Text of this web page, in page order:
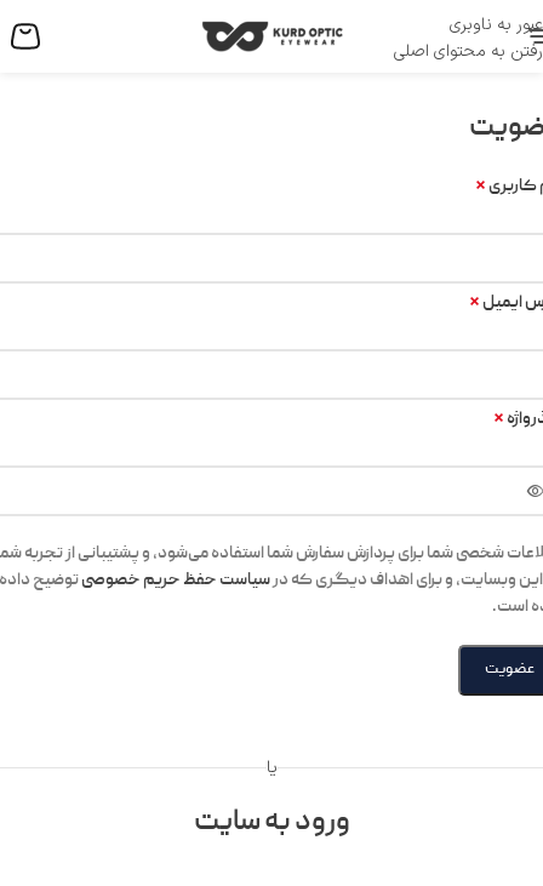
عبور به ناوبری
رفتن به محتوای اصلی
منو
کاربری *
ایمیل *
*
شخصی شما برای پردازش سفارش شما استفاده می‌شود، و پشتیبانی از تجربه
وبسایت، و برای اهداف دیگری که درسیاست حفظ حریم خصوصیتوضیح داده
است.
عضویت
یا
ورود به سایت